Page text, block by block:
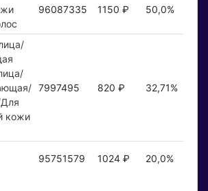
96087335 1150 ₽ 50,0%
кожи
7997495 820 ₽ 32,71%
95751579 1024 ₽ 20,0%